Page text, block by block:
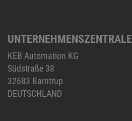
UNTERNEHMENSZENTRALE
KEB Automation KG
Südstraße 38
32683 Barntrup
DEUTSCHLAND